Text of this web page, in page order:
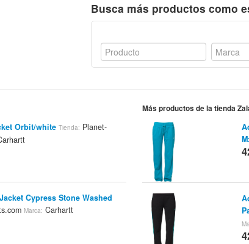
Busca más productos como
Orbit/white Tienda: Planet-
Cypress Stone Washed
Marca: Carhartt
Más productos de la tienda